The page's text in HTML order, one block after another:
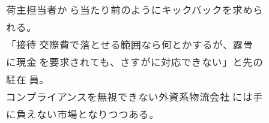
荷主担当者か ら当たり前のようにキックバックを求めら
れる。
「接待 交際費で落とせる範囲なら何とかするが、露骨
に現金 を要求されても、さすがに対応できない」と先の
駐在 員。
コンプライアンスを無視できない外資系物流会社 には手
に負えない市場となりつつある。